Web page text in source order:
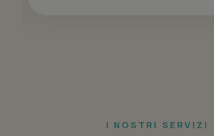
I NOSTRI SERVIZI